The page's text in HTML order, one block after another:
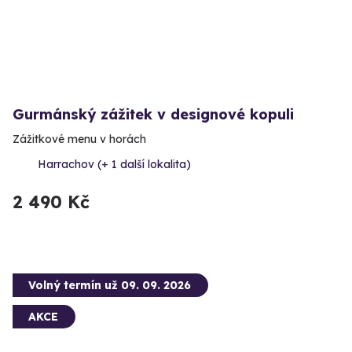
Gurmánský zážitek v designové kopuli
Zážitkové menu v horách
Harrachov (+ 1 další lokalita)
2 490 Kč
Volný termín už 09. 09. 2026
AKCE